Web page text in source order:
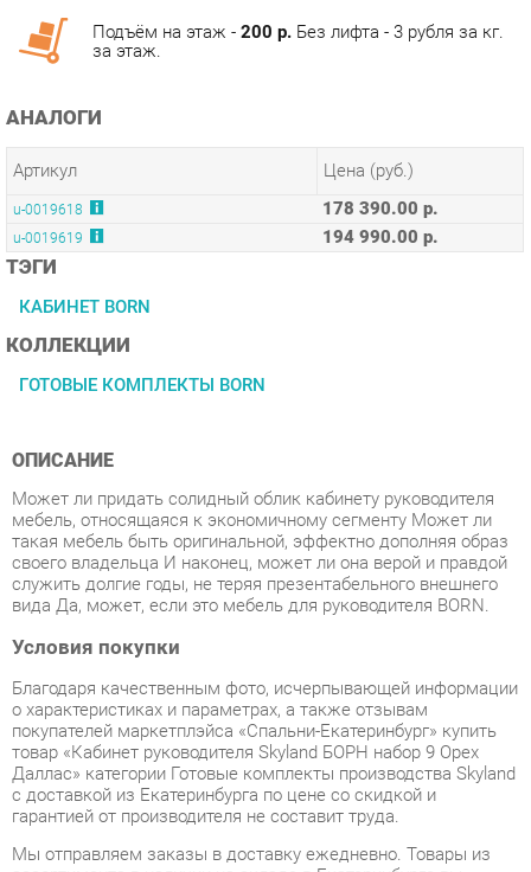
АНАЛОГИ
Артикул
u-0019618 178 390.00 р.
u-0019619 194 990.00 р.
ТЭГИ
КАБИНЕТ BORN
КОЛЛЕКЦИИ
ГОТОВЫЕ КОМПЛЕКТЫ BORN
ОПИСАНИЕ
такая мебель быть оригинальной, эффектно дополняя образ
служить долгие годы, не теряя презентабельного внешнего
вида Да, может, если это мебель для руководителя BORN.
Условия покупки
Благодаря качественным фото, исчерпывающей информации
покупателей маркетплэйса «Спальни-Екатеринбург» купить
Даллас» категории Готовые комплекты производства Skyland
с доставкой из Екатеринбурга по цене со скидкой и
гарантией от производителя не составит труда.
Мы отправляем заказы в доставку ежедневно. Товары из
ассортимента в наличии на складе в Екатеринбурге вы
получите не позднее48-ми часовс момента оформления
заказа. Дополнительно вы можете заказать подъём на этаж
и сборку мебельных изделий.